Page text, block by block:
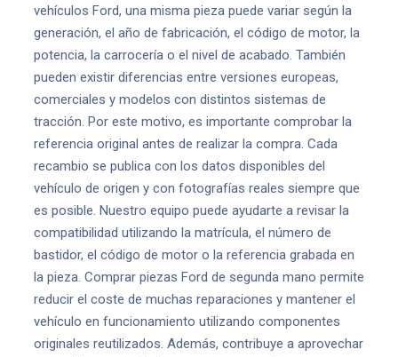
vehículos Ford, una misma pieza puede variar según la
generación, el año de fabricación, el código de motor, la
potencia, la carrocería o el nivel de acabado. También
pueden existir diferencias entre versiones europeas,
comerciales y modelos con distintos sistemas de
tracción. Por este motivo, es importante comprobar la
referencia original antes de realizar la compra. Cada
recambio se publica con los datos disponibles del
vehículo de origen y con fotografías reales siempre que
es posible. Nuestro equipo puede ayudarte a revisar la
compatibilidad utilizando la matrícula, el número de
bastidor, el código de motor o la referencia grabada en
la pieza. Comprar piezas Ford de segunda mano permite
reducir el coste de muchas reparaciones y mantener el
vehículo en funcionamiento utilizando componentes
originales reutilizados. Además, contribuye a aprovechar